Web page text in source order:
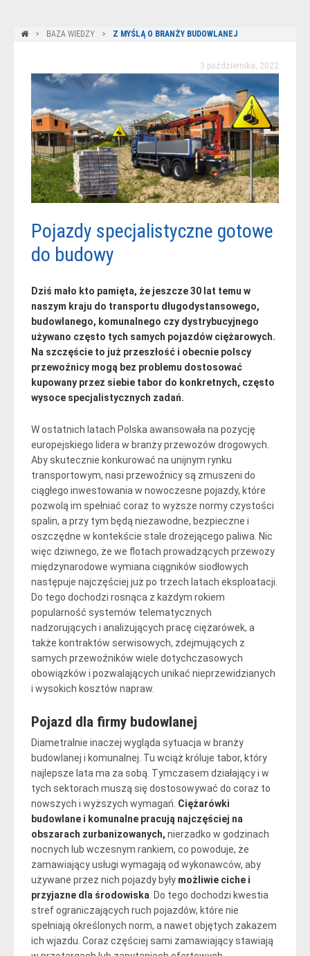
BAZA WIEDZY Z MYŚLĄ O BRANŻY BUDOWLANEJ
3 października, 2022
Pojazdy specjalistyczne gotowe
do budowy
Dziś mało kto pamięta, że jeszcze 30 lat temu w
naszym kraju do transportu długodystansowego,
budowlanego, komunalnego czy dystrybucyjnego
używano często tych samych pojazdów ciężarowych.
Na szczęście to już przeszłość i obecnie polscy
przewoźnicy mogą bez problemu dostosować
kupowany przez siebie tabor do konkretnych, często
wysoce specjalistycznych zadań.
W ostatnich latach Polska awansowała na pozycję
europejskiego lidera w branży przewozów drogowych.
Aby skutecznie konkurować na unijnym rynku
transportowym, nasi przewoźnicy są zmuszeni do
ciągłego inwestowania w nowoczesne pojazdy, które
pozwolą im spełniać coraz to wyższe normy czystości
spalin, a przy tym będą niezawodne, bezpieczne i
oszczędne w kontekście stale drożejącego paliwa. Nic
więc dziwnego, że we flotach prowadzących przewozy
międzynarodowe wymiana ciągników siodłowych
następuje najczęściej już po trzech latach eksploatacji.
Do tego dochodzi rosnąca z każdym rokiem
popularność systemów telematycznych
nadzorujących i analizujących pracę ciężarówek, a
także kontraktów serwisowych, zdejmujących z
samych przewoźników wiele dotychczasowych
obowiązków i pozwalających unikać nieprzewidzianych
i wysokich kosztów napraw.
Pojazd dla firmy budowlanej
Diametralnie inaczej wygląda sytuacja w branży
budowlanej i komunalnej. Tu wciąż króluje tabor, który
najlepsze lata ma za sobą. Tymczasem działający i w
tych sektorach muszą się dostosowywać do coraz to
nowszych i wyższych wymagań. Ciężarówki
budowlane i komunalne pracują najczęściej na
obszarach zurbanizowanych, nierzadko w godzinach
nocnych lub wczesnym rankiem, co powoduje, że
zamawiający usługi wymagają od wykonawców, aby
używane przez nich pojazdy były możliwie ciche i
przyjazne dla środowiska . Do tego dochodzi kwestia
stref ograniczających ruch pojazdów, które nie
spełniają określonych norm, a nawet objętych zakazem
ich wjazdu. Coraz częściej sami zamawiający stawiają